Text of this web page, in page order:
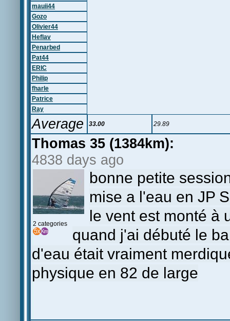
mauii44
Gozo
Olivier44
Heflav
Penarbed
Pat44
ERIC
Philip
fharle
Patrice
Ray
Average 33.00 29.89
Thomas 35 (1384km):
4838 days ago
2 categories
bonne petite
mise a l'eau en JP
le vent est monté à
quand j'ai débuté le
d'eau était vraiment
physique en 82 de large